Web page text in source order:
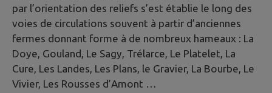
par l’orientation des reliefs s’est établie le long des
voies de circulations souvent à partir d’anciennes
fermes donnant forme à de nombreux hameaux : La
Doye, Gouland, Le Sagy, Trélarce, Le Platelet, La
Cure, Les Landes, Les Plans, le Gravier, La Bourbe, Le
Vivier, Les Rousses d’Amont …